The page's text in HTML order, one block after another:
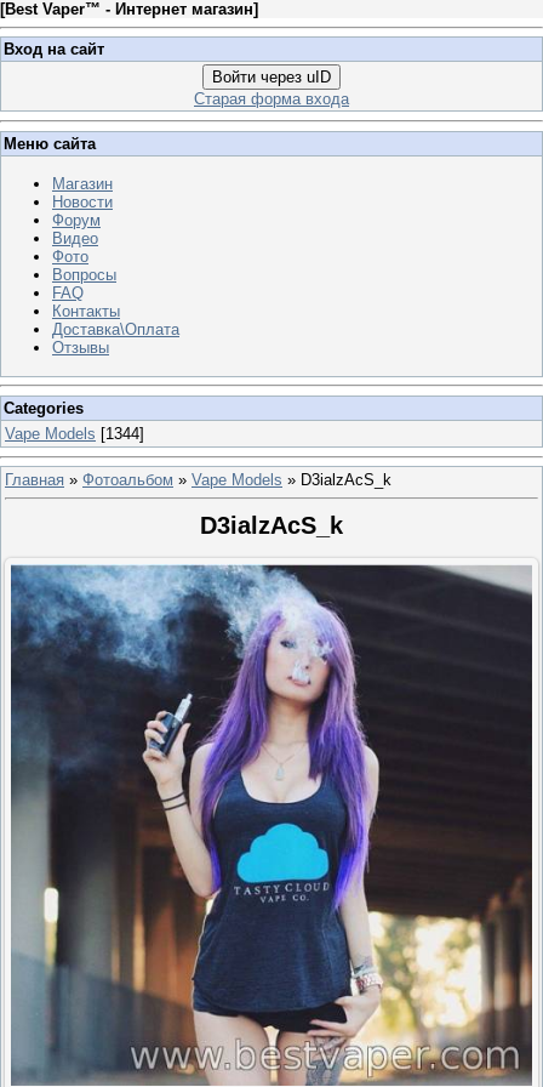
[Best Vaper™ - Интернет магазин]
Вход на сайт
Войти через uID
Старая форма входа
Меню сайта
Магазин
Новости
Форум
Видео
Фото
Вопросы
FAQ
Контакты
Доставка\Оплата
Отзывы
Categories
Vape Models [1344]
Главная » Фотоальбом » Vape Models » D3ialzAcS_k
D3ialzAcS_k